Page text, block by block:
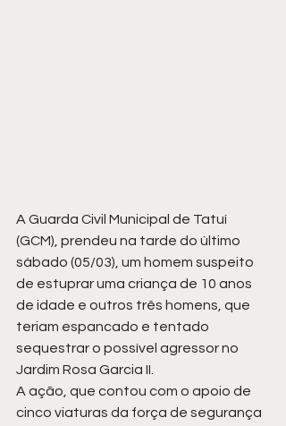
A Guarda Civil Municipal de Tatuí
(GCM), prendeu na tarde do último
sábado (05/03), um homem suspeito
de estuprar uma criança de 10 anos
de idade e outros três homens, que
teriam espancado e tentado
sequestrar o possível agressor no
Jardim Rosa Garcia II.
A ação, que contou com o apoio de
cinco viaturas da força de segurança